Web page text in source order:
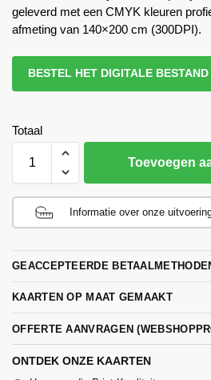
geleverd met een CMYK kleuren
afmeting van 140×200 cm (300DPI).
BESTEL HET DIGITALE BESTAND
Totaal
Toevoegen
Informatie over onze
GEACCEPTEERDE
KAARTEN OP MAAT GEMAAKT
OFFERTE AANVRAGEN
ONTDEK ONZE KAARTEN